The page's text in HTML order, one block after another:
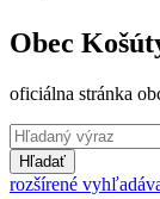
Obec
oficiálna stránka
Hľadať
rozšírené